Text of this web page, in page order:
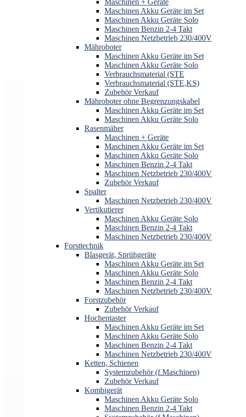
Maschinen + Geräte
Maschinen Akku Geräte im Set
Maschinen Akku Geräte Solo
Maschinen Benzin 2-4 Takt
Maschinen Netzbetrieb 230/400V
Mähroboter
Maschinen Akku Geräte im Set
Maschinen Akku Geräte Solo
Verbrauchsmaterial (STE
Verbrauchsmaterial (STE,KS)
Zubehör Verkauf
Mähroboter ohne Begrenzungskabel
Maschinen Akku Geräte im Set
Maschinen Akku Geräte Solo
Rasenmäher
Maschinen + Geräte
Maschinen Akku Geräte im Set
Maschinen Akku Geräte Solo
Maschinen Benzin 2-4 Takt
Maschinen Netzbetrieb 230/400V
Zubehör Verkauf
Spalter
Maschinen Netzbetrieb 230/400V
Vertikutierer
Maschinen Akku Geräte Solo
Maschinen Benzin 2-4 Takt
Maschinen Netzbetrieb 230/400V
Forsttechnik
Blasgerät, Sprühgeräte
Maschinen Akku Geräte im Set
Maschinen Akku Geräte Solo
Maschinen Benzin 2-4 Takt
Maschinen Netzbetrieb 230/400V
Forstzubehör
Zubehör Verkauf
Hochentaster
Maschinen Akku Geräte im Set
Maschinen Akku Geräte Solo
Maschinen Benzin 2-4 Takt
Maschinen Netzbetrieb 230/400V
Ketten, Schienen
Systemzubehör (f.Maschinen)
Zubehör Verkauf
Kombigerät
Maschinen Akku Geräte Solo
Maschinen Benzin 2-4 Takt